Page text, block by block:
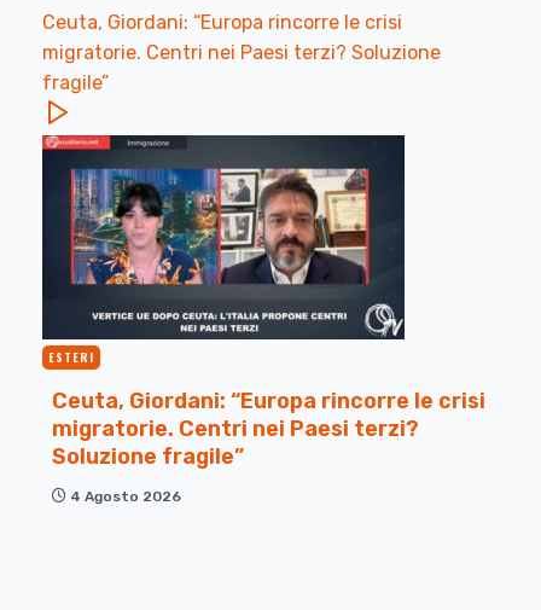
Ceuta, Giordani: “Europa rincorre le crisi
migratorie. Centri nei Paesi terzi? Soluzione
fragile”
ESTERI
Ceuta, Giordani: “Europa rincorre le crisi
migratorie. Centri nei Paesi terzi?
Soluzione fragile”
4 Agosto 2026